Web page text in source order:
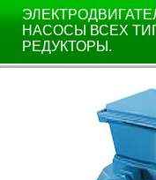
НАСОСЫ ВСЕХ
РЕДУКТОРЫ.